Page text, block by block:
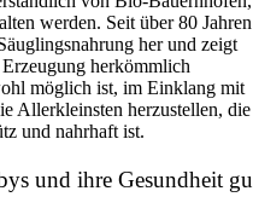
werden. Seit über 80 Jahren
her und zeigt
herkömmlich
möglich ist, im Einklang mit
Allerkleinsten herzustellen, die
und nahrhaft ist.
und ihre Gesundheit